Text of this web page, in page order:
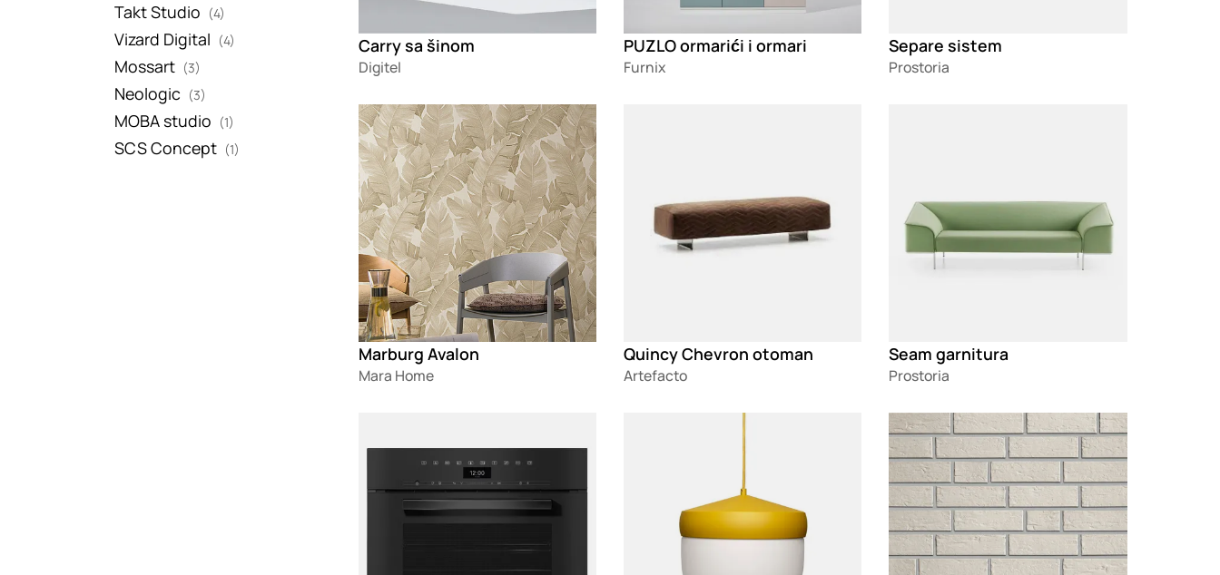
Takt Studio (4)
Vizard Digital (4)
Mossart (3)
Neologic (3)
MOBA studio (1)
SCS Concept (1)
Carry sa šinom
Digitel
PUZLO ormarići i ormari
Furnix
Separe sistem
Prostoria
Loading
Marburg Avalon
Mara Home
Quincy Chevron otoman
Artefacto
Seam garnitura
Prostoria
Loading